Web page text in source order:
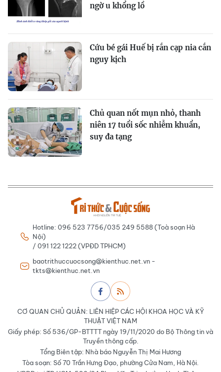
ngờ u khổng lồ
Cứu bé gái Huế bị rắn cạp nia cắn
nguy kịch
Chủ quan nốt mụn nhỏ, thanh
niên 17 tuổi sốc nhiễm khuẩn,
suy đa tạng
Hotline: 096 523 7756/035 249 5588 (Toà soạn Hà
Nội)
/ 091 122 1222 (VPĐD TPHCM)
baotrithuccuocsong@kienthuc.net.vn -
tkts@kienthuc.net.vn
CƠ QUAN CHỦ QUẢN: LIÊN HIỆP CÁC HỘI KHOA HỌC VÀ KỸ
THUẬT VIỆT NAM
Giấy phép: Số 536/GP-BTTTT ngày 19/11/2020 do Bộ Thông tin và
Truyền thông cấp.
Tổng Biên tập: Nhà báo Nguyễn Thị Mai Hương
Tòa soạn: Số 70 Trần Hưng Đạo, phường Cửa Nam, Hà Nội.